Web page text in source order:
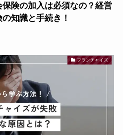
険の加入は必須なの？経営
知識と手続き！
フランチャイズ